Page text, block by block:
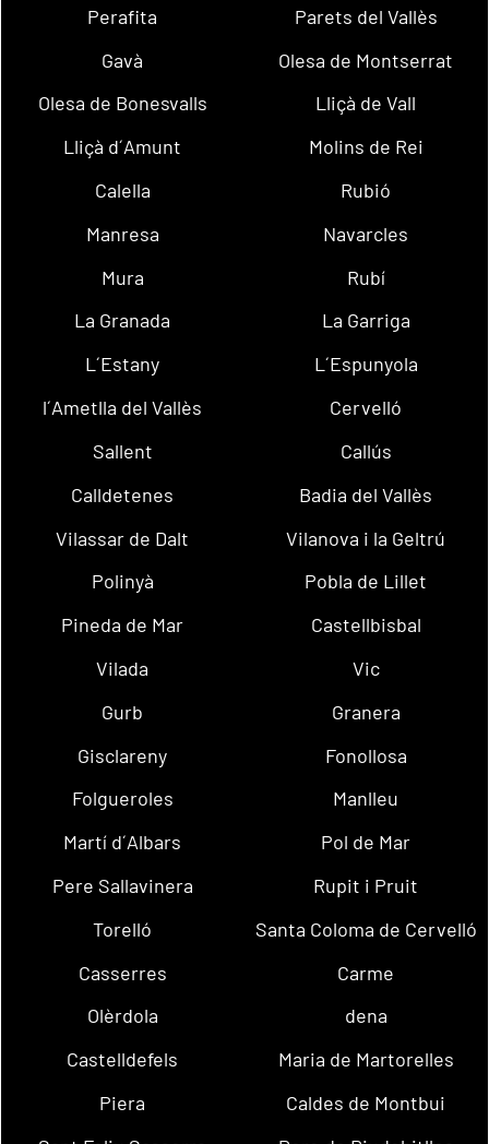
Perafita
Parets del Vallès
Gavà
Olesa de Montserrat
Olesa de Bonesvalls
Lliçà de Vall
Lliçà d´Amunt
Molins de Rei
Calella
Rubió
Manresa
Navarcles
Mura
Rubí
La Granada
La Garriga
L´Estany
L´Espunyola
l´Ametlla del Vallès
Cervelló
Sallent
Callús
Calldetenes
Badia del Vallès
Vilassar de Dalt
Vilanova i la Geltrú
Polinyà
Pobla de Lillet
Pineda de Mar
Castellbisbal
Vilada
Vic
Gurb
Granera
Gisclareny
Fonollosa
Folgueroles
Manlleu
Martí d´Albars
Pol de Mar
Pere Sallavinera
Rupit i Pruit
Torelló
Santa Coloma de Cervelló
Casserres
Carme
Olèrdola
dena
Castelldefels
Maria de Martorelles
Piera
Caldes de Montbui